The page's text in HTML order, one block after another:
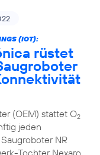
(IOT):
rüstet
(OEM) stattet O2
jeden
NR
Tochter Nexaro